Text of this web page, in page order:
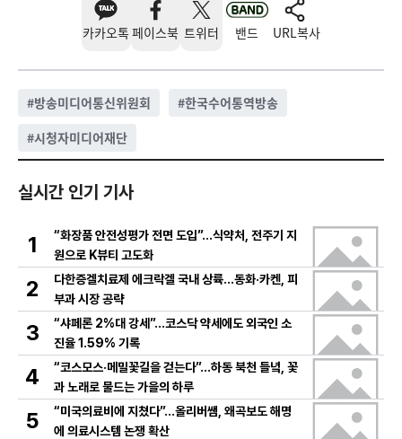
카카오톡 페이스북 트위터 밴드 URL복사
#방송미디어통신위원회 #한국수어통역방송
#시청자미디어재단
실시간 인기 기사
1
“화장품 안전성평가 전면 도입”…식약처, 전주기 지
원으로 K뷰티 고도화
2
다한증겔치료제 에크락겔 국내 상륙…동화·카켄, 피
부과 시장 공략
3
“샤페론 2%대 강세”…코스닥 약세에도 외국인 소
진율 1.59% 기록
4
“코스모스·메밀꽃길을 걷는다”…하동 북천 들녘, 꽃
과 노래로 물드는 가을의 하루
5
“미국의료비에 지쳤다”…올리버쌤, 왜곡보도 해명
에 의료시스템 논쟁 확산